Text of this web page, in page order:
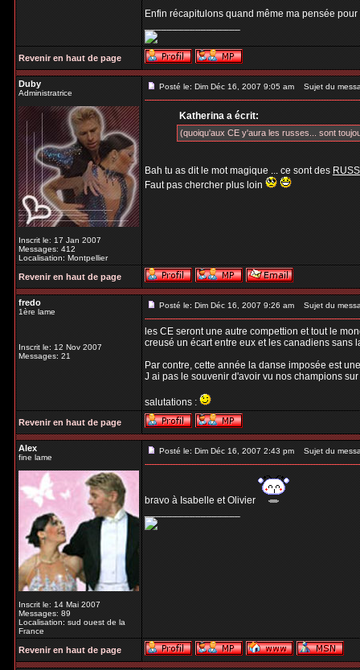
Enfin récapitulons quand même ma pensée
_________________
Revenir en haut de page
Duby
Administratrice
Inscrit le: 17 Jan 2007
Messages: 412
Localisation: Montpellier
Posté le: Dim Déc 16, 2007 9:05 am Sujet du
Katherina a écrit:
(quoiqu'aux CE y'aura les russes... sont
Bah tu as dit le mot magique ... ce sont des
Faut pas chercher plus loin
Revenir en haut de page
fredo
1ère lame
Inscrit le: 12 Nov 2007
Messages: 21
Posté le: Dim Déc 16, 2007 9:26 am Sujet du
les CE seront une autre compettion et tout le
creusé un écart entre eux et les canadiens sans
Par contre, cette année la danse imposée est
J ai pas le souvenir d'avoir vu nos champions
salutations :
Revenir en haut de page
Alex
fine lame
Inscrit le: 14 Mai 2007
Messages: 89
Localisation: sud ouest de la
France
Posté le: Dim Déc 16, 2007 2:43 pm Sujet du
bravo à Isabelle et Olivier
_________________
Revenir en haut de page